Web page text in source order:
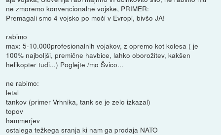
ne zmoremo konvencionalne vojske, PRIMER:
Premagali smo 4 vojsko po moči v Evropi, bivšo JA!
rabimo
max: 5-10.000profesionalnih vojakov, z opremo kot kolesa ( je
100% najboljši, premične havbice, lahko oborožitev, kakšen
helikopter tudi...) Poglejte /mo Švico...
ne rabimo:
letal
tankov (primer Vrhnika, tank se je zelo izkazal)
topov
hammerjev
ostalega težkega sranja ki nam ga prodaja NATO